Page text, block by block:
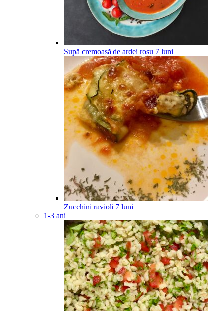
Supă cremoasă de ardei roșu 7 luni
Zucchini ravioli 7 luni
1-3 ani